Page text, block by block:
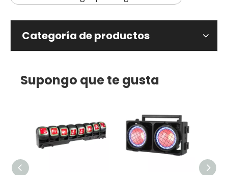
Categoría de productos
Supongo que te gusta